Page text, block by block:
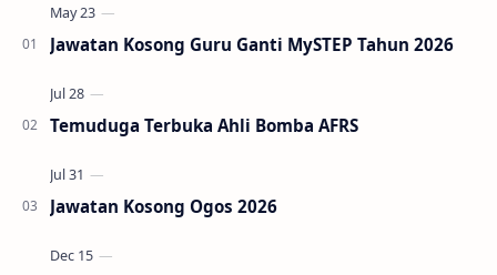
Jawatan Kosong Guru Ganti MySTEP Tahun 2026
Temuduga Terbuka Ahli Bomba AFRS
Jawatan Kosong Ogos 2026